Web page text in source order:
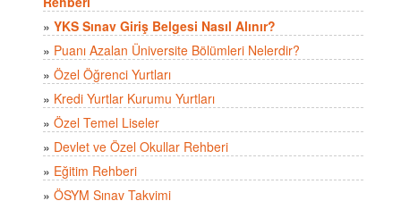
» YKS Sınav Giriş Belgesi Nasıl Alınır?
» Puanı Azalan Üniversite Bölümleri Nelerdir?
» Özel Öğrenci Yurtları
» Kredi Yurtlar Kurumu Yurtları
» Özel Temel Liseler
» Devlet ve Özel Okullar Rehberi
» Eğitim Rehberi
» ÖSYM Sınav Takvimi